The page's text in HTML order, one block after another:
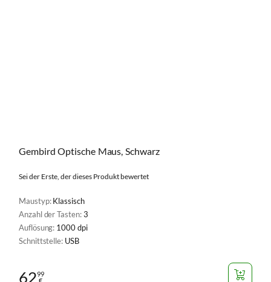
Gembird Optische Maus, Schwarz
Sei der Erste, der dieses Produkt bewertet
Maustyp:Klassisch
Anzahl der Tasten:3
Auflösung: 1000 dpi
Schnittstelle: USB
6299
€